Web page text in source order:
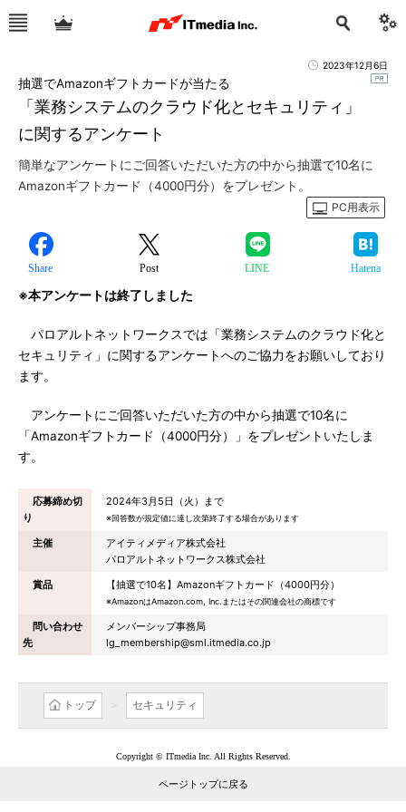
2023年12月6日
「業務システムのクラウド化とセキュリティ」
に関するアンケート
抽選でAmazonギフトカードが当たる
簡単なアンケートにご回答いただいた方の中から抽選で10名に
Amazonギフトカード（4000円分）をプレゼント。
PC用表示
Share Post LINE Hatena
※本アンケートは終了しました
パロアルトネットワークスでは「業務システムのクラウド化と
セキュリティ」に関するアンケートへのご協力をお願いしており
ます。
アンケートにご回答いただいた方の中から抽選で10名に
「Amazonギフトカード（4000円分）」をプレゼントいたしま
す。
応募締め切
り
2024年3月5日（火）まで
※回答数が規定値に達し次第終了する場合があります
主催
アイティメディア株式会社
パロアルトネットワークス株式会社
賞品
【抽選で10名】Amazonギフトカード（4000円分）
※AmazonはAmazon.com, Inc.またはその関連会社の商標です
問い合わせ
先
メンバーシップ事務局
lg_membership@sml.itmedia.co.jp
トップ セキュリティ
Copyright © ITmedia Inc. All Rights Reserved.
ページトップに戻る